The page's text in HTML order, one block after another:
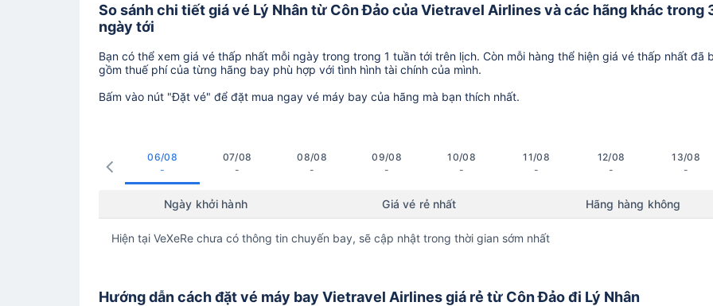
So sánh chi tiết giá vé Lý Nhân từ Côn Đảo của Vietravel Airlines và các hãng khác trong
ngày tới
Bạn có thể xem giá vé thấp nhất mỗi ngày trong trong 1 tuần tới trên lịch. Còn mỗi hàng thể hiện giá vé thấp nhất đã
gồm thuế phí của từng hãng bay phù hợp với tình hình tài chính của mình.
Bấm vào nút "Đặt vé" để đặt mua ngay vé máy bay của hãng mà bạn thích nhất.
06/08
-
07/08
-
08/08
-
09/08
-
10/08
-
11/08
-
12/08
-
13/08
-
Ngày khởi hành Giá vé rẻ nhất Hãng hàng không
Hiện tại VeXeRe chưa có thông tin chuyến bay, sẽ cập nhật trong thời gian sớm nhất
Hướng dẫn cách đặt vé máy bay Vietravel Airlines giá rẻ từ Côn Đảo đi Lý Nhân